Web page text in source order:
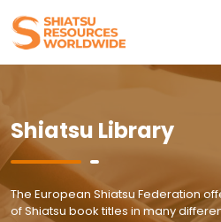
Shiatsu Library
The European Shiatsu Federation
of Shiatsu book titles in many